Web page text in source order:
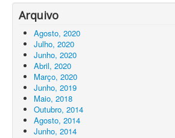
Arquivo
Agosto, 2020
Julho, 2020
Junho, 2020
Abril, 2020
Março, 2020
Junho, 2019
Maio, 2018
Outubro, 2014
Agosto, 2014
Junho, 2014